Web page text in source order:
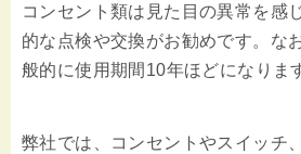
コンセント類は見た目の異常を感
的な点検や交換がお勧めです。な
般的に使用期間10年ほどになりま
弊社では、コンセントやスイッチ